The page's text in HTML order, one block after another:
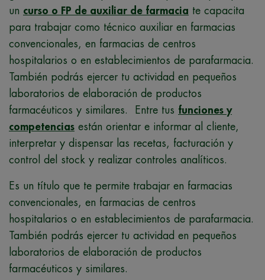
un curso o FP de auxiliar de farmacia te capacita
para trabajar como técnico auxiliar en farmacias
convencionales, en farmacias de centros
hospitalarios o en establecimientos de parafarmacia.
También podrás ejercer tu actividad en pequeños
laboratorios de elaboración de productos
farmacéuticos y similares. Entre tus funciones y
competencias están orientar e informar al cliente,
interpretar y dispensar las recetas, facturación y
control del stock y realizar controles analíticos.
Es un título que te permite trabajar en farmacias
convencionales, en farmacias de centros
hospitalarios o en establecimientos de parafarmacia.
También podrás ejercer tu actividad en pequeños
laboratorios de elaboración de productos
farmacéuticos y similares.